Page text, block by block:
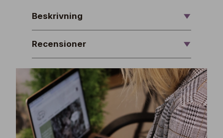
Beskrivning
Recensioner